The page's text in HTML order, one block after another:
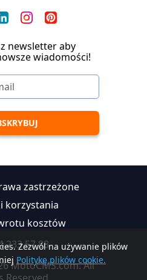
Zezwól na używanie plików
Politykę plików cookie.
newsletter aby
wiadomości!
zastrzeżone
korzystania
kosztów
233 57 88
MotoCMS.com. All